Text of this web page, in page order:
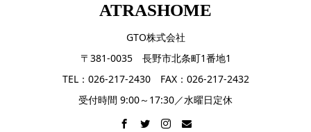
ATRASHOME
GTO株式会社
〒381-0035 長野市北条町1番地1
TEL：026-217-2430 FAX：026-217-2432
受付時間 9:00～17:30／水曜日定休